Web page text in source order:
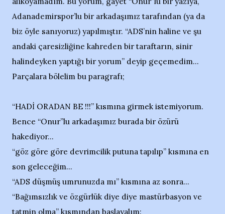
Adanademirspor’lu bir arkadaşımız tarafından (ya da
biz öyle sanıyoruz) yapılmıştır. “ADS’nin haline ve şu
andaki çaresizliğine kahreden bir taraftarın, sinir
halindeyken yaptığı bir yorum” deyip geçemedim...
Parçalara bölelim bu paragrafı;
“HADİ ORADAN BE !!!” kısmına girmek istemiyorum.
Bence “Onur”lu arkadaşımız burada bir özürü
hakediyor...
“göz göre göre devrimcilik putuna tapılıp” kısmına en
son geleceğim...
“ADS düşmüş umrunuzda mı” kısmına az sonra...
“Bağımsızlık ve özgürlük diye diye mastürbasyon ve
tatmin olma” kısmından başlayalım: